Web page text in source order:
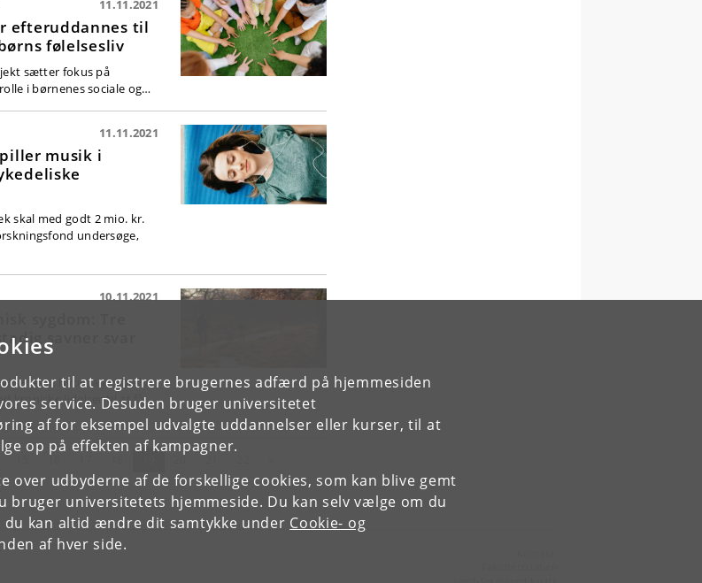
til at registrere brugernes adfærd på hjemmesiden
service. Desuden bruger universitetet
af for eksempel udvalgte uddannelser eller kurser, til at
op på effekten af kampagner.
over udbyderne af de forskellige cookies, som kan blive gemt
bruger universitetets hjemmeside. Du kan selv vælge om du
du kan altid ændre dit samtykke under Cookie- og
af hver side.
11.11.2021
efteruddannes til
følelsesliv
sætter fokus på
i børnenes sociale og…
11.11.2021
musik i
skal med godt 2 mio. kr.
undersøge,
10.11.2021
savner svar
om, hvordan vi bedst
kroniske lidelser til at få
16 (nuværende)
20 21